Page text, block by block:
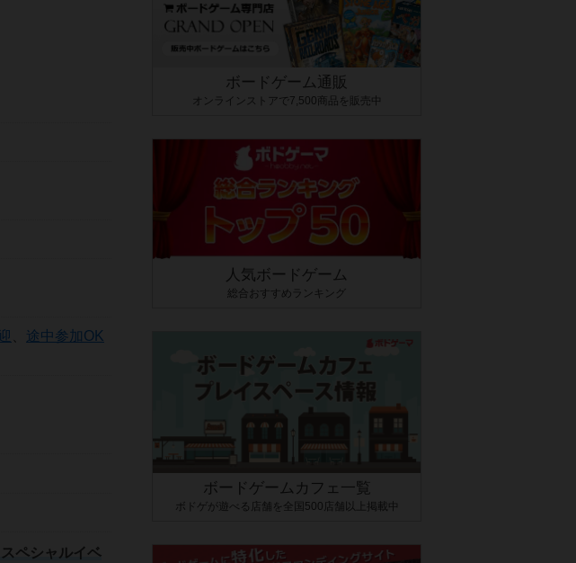
途中参加OK
ペシャルイベ
ボードゲーム通販
オンラインストアで7,500商品を販売中
人気ボードゲーム
総合おすすめランキング
ボードゲームカフェ一覧
ボドゲが遊べる店舗を全国500店舗以上掲載中